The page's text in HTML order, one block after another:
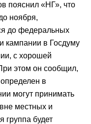
пояснил «НГ», что
ноября,
до федеральных
кампании в Госдуму
с хорошей
этом он сообщил,
в
могут принимать
местных и
группа будет